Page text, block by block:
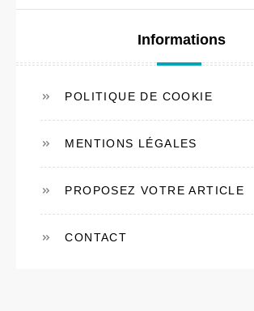
Informations
POLITIQUE DE COOKIE
MENTIONS LÉGALES
PROPOSEZ VOTRE ARTICLE
CONTACT